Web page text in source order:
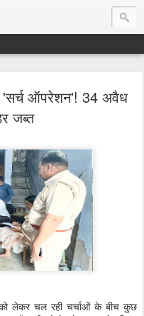
ऑपरेशन'! 34 अवैध
जब्त
लेकर चल रही चर्चाओं के बीच कुछ